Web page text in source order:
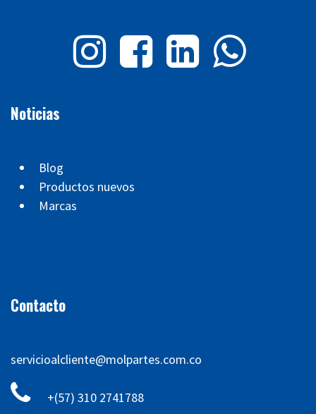
Noticias
Blog
Productos nuevos
Marcas
Contacto
servicioalcliente@molpartes.com.co
+(57) 310 2741788